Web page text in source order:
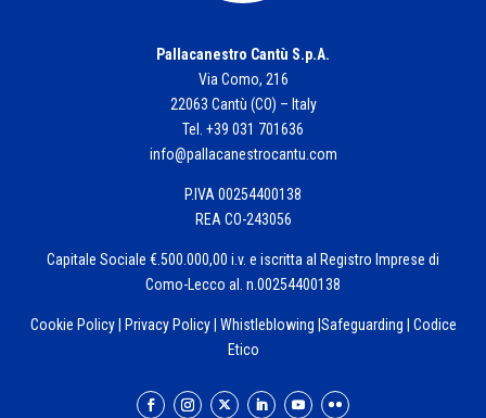
Pallacanestro Cantù S.p.A.
Via Como, 216
22063 Cantù (CO) – Italy
Tel. +39 031 701636
info@pallacanestrocantu.com
P.IVA 00254400138
REA CO-243056
Capitale Sociale €.500.000,00 i.v. e iscritta al Registro Imprese di
Como-Lecco al. n.00254400138
Cookie Policy| Privacy Policy| Whistleblowing Safeguarding
Codice
Etico